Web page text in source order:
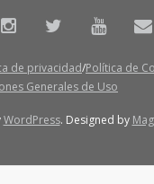
de privacidad Política de
Generales de Uso
WordPress. Designed by